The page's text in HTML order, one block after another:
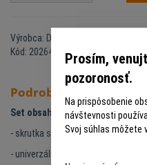
Výrobca: DID
Kód: 20264489
Podrobný popis
Set obsahuje:
- skrutka so šesťhrannou hlavou
- univerzálna plastová hmoždinka
Prosím,
pozoronosť.
Na prispôsobenie
návštevnosti
Svoj súhlas môžete